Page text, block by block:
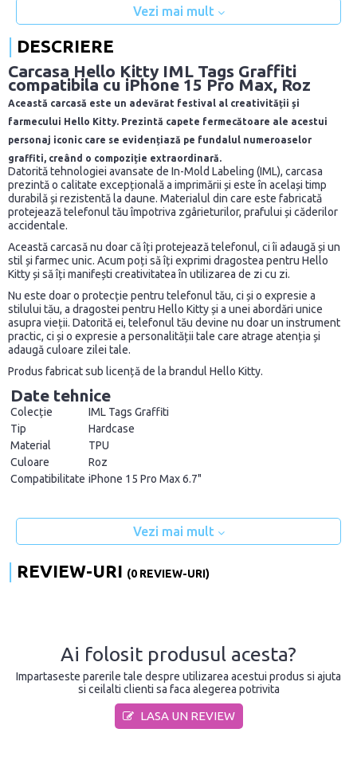
Vezi mai mult
DESCRIERE
Carcasa Hello Kitty IML Tags Graffiti
compatibila cu iPhone 15 Pro Max, Roz
Această carcasă este un adevărat festival al creativității și
farmecului Hello Kitty. Prezintă capete fermecătoare ale acestui
personaj iconic care se evidențiază pe fundalul numeroaselor
graffiti, creând o compoziție extraordinară.
Datorită tehnologiei avansate de In-Mold Labeling (IML), carcasa
prezintă o calitate excepțională a imprimării și este în același timp
durabilă și rezistentă la daune. Materialul din care este fabricată
protejează telefonul tău împotriva zgârieturilor, prafului și căderilor
accidentale.
Această carcasă nu doar că îți protejează telefonul, ci îi adaugă și un
stil și farmec unic. Acum poți să îți exprimi dragostea pentru Hello
Kitty și să îți manifești creativitatea în utilizarea de zi cu zi.
Nu este doar o protecție pentru telefonul tău, ci și o expresie a
stilului tău, a dragostei pentru Hello Kitty și a unei abordări unice
asupra vieții. Datorită ei, telefonul tău devine nu doar un instrument
practic, ci și o expresie a personalității tale care atrage atenția și
adaugă culoare zilei tale.
Produs fabricat sub licență de la brandul Hello Kitty.
Date tehnice
Colecție
IML Tags Graffiti
Tip
Hardcase
Material
TPU
Culoare
Roz
Compatibilitate iPhone 15 Pro Max 6.7"
Vezi mai mult
REVIEW-URI (0 REVIEW-URI)
Ai folosit produsul acesta?
Impartaseste parerile tale despre utilizarea acestui produs si ajuta
si ceilalti clienti sa faca alegerea potrivita
LASA UN REVIEW